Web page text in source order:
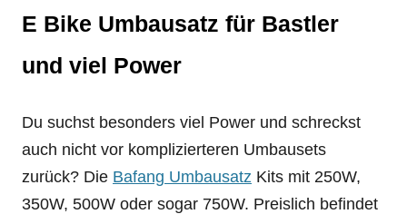
E Bike Umbausatz für Bastler
und viel Power
Du suchst besonders viel Power und schreckst
auch nicht vor komplizierteren Umbausets
zurück? Die Bafang Umbausatz Kits mit 250W,
350W, 500W oder sogar 750W. Preislich befindet